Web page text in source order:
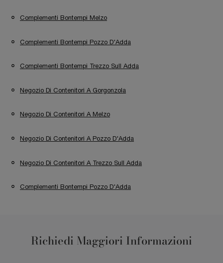
Complementi Bontempi Melzo
Complementi Bontempi Pozzo D'Adda
Complementi Bontempi Trezzo Sull Adda
Negozio Di Contenitori A Gorgonzola
Negozio Di Contenitori A Melzo
Negozio Di Contenitori A Pozzo D'Adda
Negozio Di Contenitori A Trezzo Sull Adda
Complementi Bontempi Pozzo D'Adda
Richiedi Maggiori Informazioni